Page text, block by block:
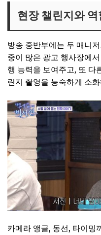
현장 챌린지와 역
방송 중반부에는 두 매니
중이 많은 광고 행사장에
행 능력을 보여주고, 또 다
린지 촬영을 능숙하게 소
카메라 앵글, 동선, 타이밍